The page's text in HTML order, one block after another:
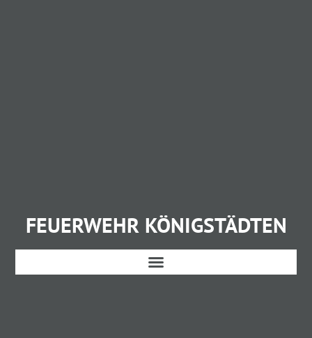
FEUERWEHR KÖNIGSTÄDTEN